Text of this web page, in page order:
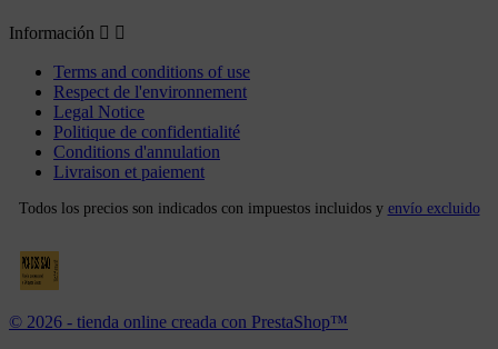
Información  
Terms and conditions of use
Respect de l'environnement
Legal Notice
Politique de confidentialité
Conditions d'annulation
Livraison et paiement
Todos los precios son indicados con impuestos incluidos y envío excluido
© 2026 - tienda online creada con PrestaShop™